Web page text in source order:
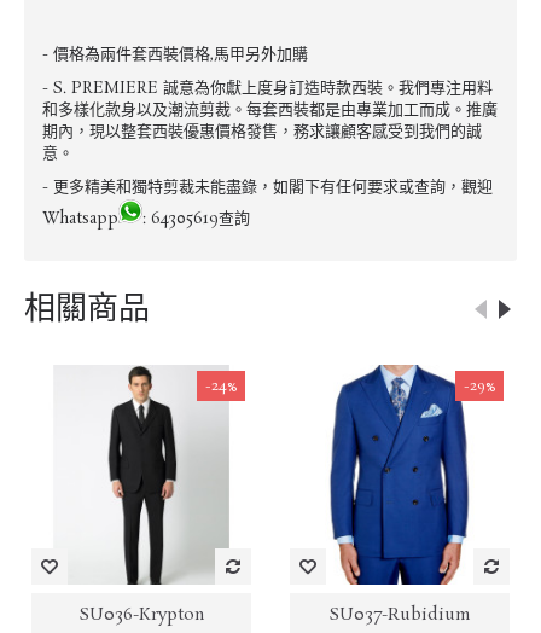
- 價格為兩件套西裝價格,馬甲另外加購
- S. PREMIERE 誠意為你獻上度身訂造時款西裝。我們專注用料
和多樣化款身以及潮流剪裁。每套西裝都是由專業加工而成。推廣
期內，現以整套西裝優惠價格發售，務求讓顧客感受到我們的誠
意。
- 更多精美和獨特剪裁未能盡錄，如閣下有任何要求或查詢，觀迎
Whatsapp
: 64305619查詢
相關商品
-24%
SU036-Krypton
-29%
SU037-Rubidium